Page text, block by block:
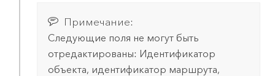
Примечание:
Следующие поля не могут быть
отредактированы: Идентификатор
объекта, идентификатор маршрута,